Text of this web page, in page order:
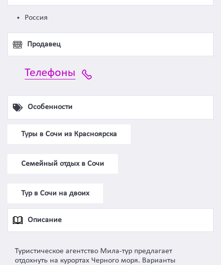
Россия
Продавец
Телефоны
Особенности
Туры в Сочи из Красноярска
Семейный отдых в Сочи
Тур в Сочи на двоих
Описание
Туристическое агентство Мила-тур предлагает
отдохнуть на курортах Черного моря. Варианты